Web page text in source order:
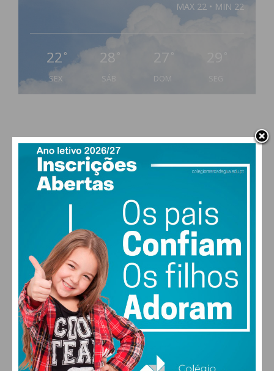
MAX 22 • MIN 22
22 °
SEX
28 °
SÁB
27 °
DOM
ALTERAR
FARMACIAS DE SERVIÇO EM PAÇOS DE